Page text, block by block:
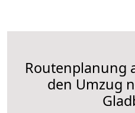
Routenplanung
den Umzug